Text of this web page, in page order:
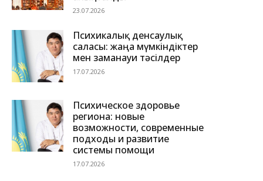
23.07.2026
Психикалық денсаулық
саласы: жаңа мүмкіндіктер
мен заманауи тәсілдер
17.07.2026
Психическое здоровье
региона: новые
возможности, современные
подходы и развитие
системы помощи
17.07.2026